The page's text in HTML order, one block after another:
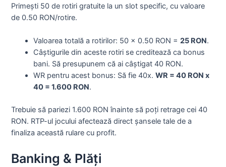
Primești 50 de rotiri gratuite la un slot specific, cu valoare
de 0.50 RON/rotire.
Valoarea totală a rotirilor: 50 x 0.50 RON =25 RON.
Câștigurile din aceste rotiri se creditează ca bonus
bani. Să presupunem că ai câștigat 40 RON.
WR pentru acest bonus: Să fie 40x.WR = 40 RON x
40 = 1.600 RON.
Trebuie să pariezi 1.600 RON înainte să poți retrage cei 40
RON. RTP-ul jocului afectează direct șansele tale de a
finaliza această rulare cu profit.
Banking & Plăți